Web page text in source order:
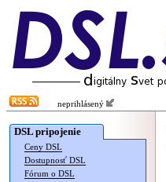
neprihlásený
DSL pripojenie
Ceny DSL
Dostupnosť DSL
Fórum o DSL